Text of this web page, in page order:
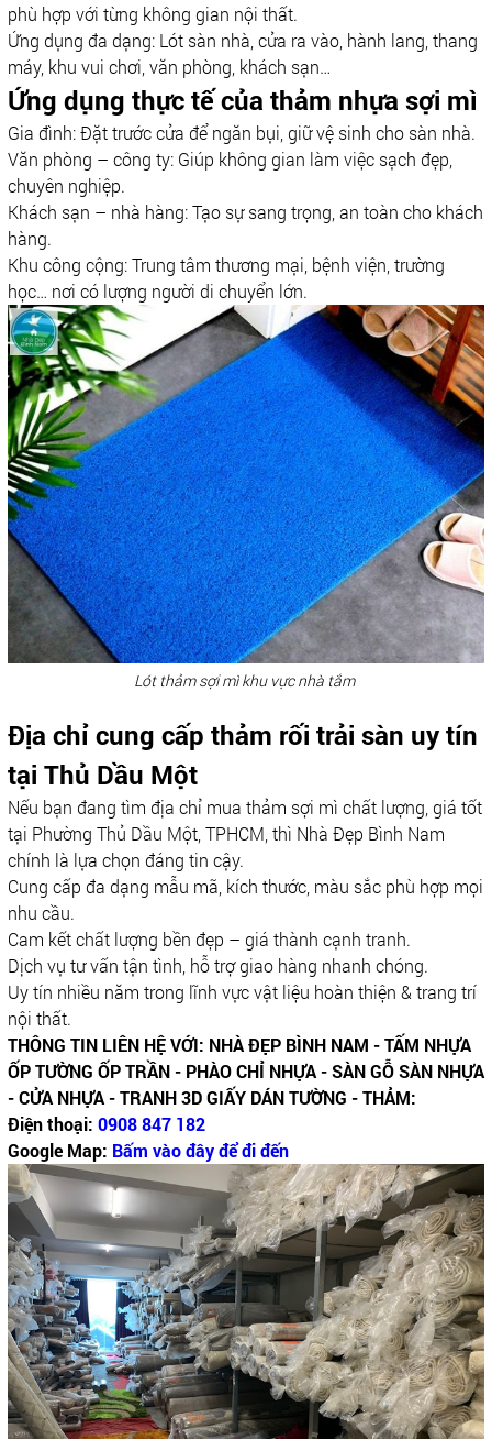
phù hợp với từng không gian nội thất.
Ứng dụng đa dạng: Lót sàn nhà, cửa ra vào, hành lang, thang
máy, khu vui chơi, văn phòng, khách sạn…
Ứng dụng thực tế của thảm nhựa sợi mì
Gia đình: Đặt trước cửa để ngăn bụi, giữ vệ sinh cho sàn nhà.
Văn phòng – công ty: Giúp không gian làm việc sạch đẹp,
chuyên nghiệp.
Khách sạn – nhà hàng: Tạo sự sang trọng, an toàn cho khách
hàng.
Khu công cộng: Trung tâm thương mại, bệnh viện, trường
học… nơi có lượng người di chuyển lớn.
Lót thảm sợi mì khu vực nhà tắm
Địa chỉ cung cấp thảm rối trải sàn uy tín
tại Thủ Dầu Một
Nếu bạn đang tìm địa chỉ mua thảm sợi mì chất lượng, giá tốt
tại Phường Thủ Dầu Một, TPHCM, thì Nhà Đẹp Bình Nam
chính là lựa chọn đáng tin cậy.
Cung cấp đa dạng mẫu mã, kích thước, màu sắc phù hợp mọi
nhu cầu.
Cam kết chất lượng bền đẹp – giá thành cạnh tranh.
Dịch vụ tư vấn tận tình, hỗ trợ giao hàng nhanh chóng.
Uy tín nhiều năm trong lĩnh vực vật liệu hoàn thiện & trang trí
nội thất.
THÔNG TIN LIÊN HỆ VỚI: NHÀ ĐẸP BÌNH NAM - TẤM NHỰA
ỐP TƯỜNG ỐP TRẦN - PHÀO CHỈ NHỰA - SÀN GỖ SÀN NHỰA
- CỬA NHỰA - TRANH 3D GIẤY DÁN TƯỜNG - THẢM:
Điện thoại: 0908 847 182
Google Map: Bấm vào đây để đi đến